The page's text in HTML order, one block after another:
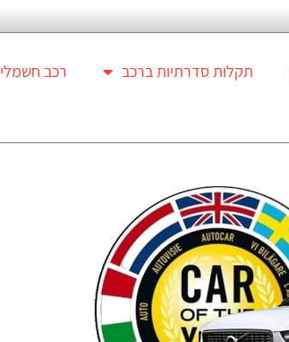
תקלות סדרתיות ברכב רכב חשמלי